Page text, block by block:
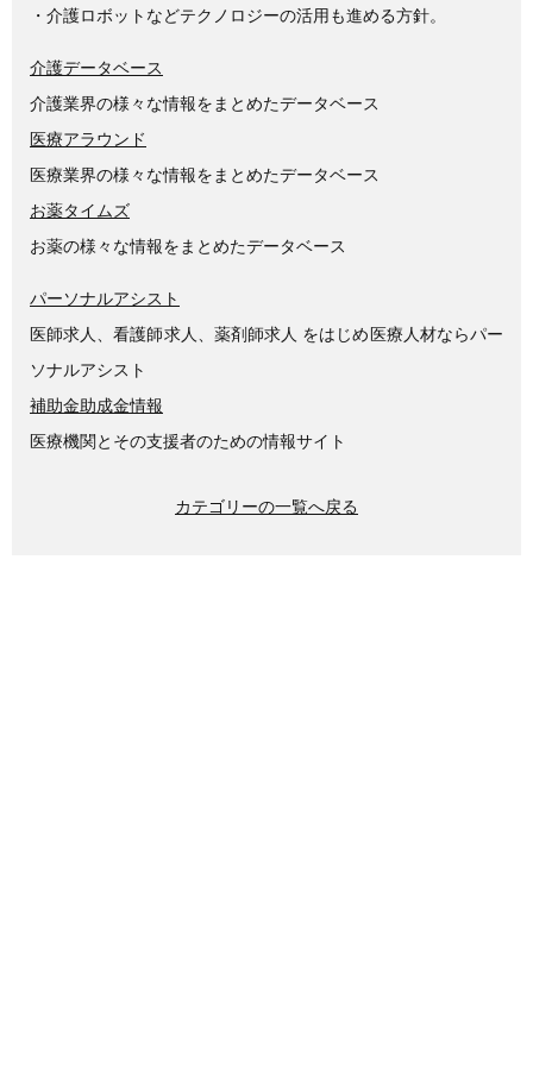
・介護ロボットなどテクノロジーの活用も進める方針。
介護データベース
介護業界の様々な情報をまとめたデータベース
医療アラウンド
医療業界の様々な情報をまとめたデータベース
お薬タイムズ
お薬の様々な情報をまとめたデータベース
パーソナルアシスト
医師求人、看護師求人、薬剤師求人 をはじめ医療人材ならパー
ソナルアシスト
補助金助成金情報
医療機関とその支援者のための情報サイト
カテゴリーの一覧へ戻る